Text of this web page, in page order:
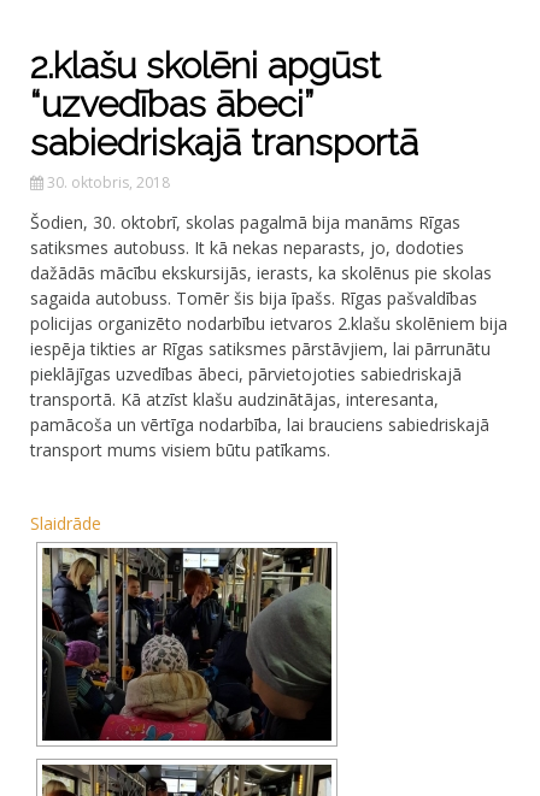
2.klašu skolēni apgūst
“uzvedības ābeci”
sabiedriskajā transportā
30. oktobris, 2018
Šodien, 30. oktobrī, skolas pagalmā bija manāms Rīgas
satiksmes autobuss. It kā nekas neparasts, jo, dodoties
dažādās mācību ekskursijās, ierasts, ka skolēnus pie skolas
sagaida autobuss. Tomēr šis bija īpašs. Rīgas pašvaldības
policijas organizēto nodarbību ietvaros 2.klašu skolēniem bija
iespēja tikties ar Rīgas satiksmes pārstāvjiem, lai pārrunātu
pieklājīgas uzvedības ābeci, pārvietojoties sabiedriskajā
transportā. Kā atzīst klašu audzinātājas, interesanta,
pamācoša un vērtīga nodarbība, lai brauciens sabiedriskajā
transport mums visiem būtu patīkams.
Slaidrāde